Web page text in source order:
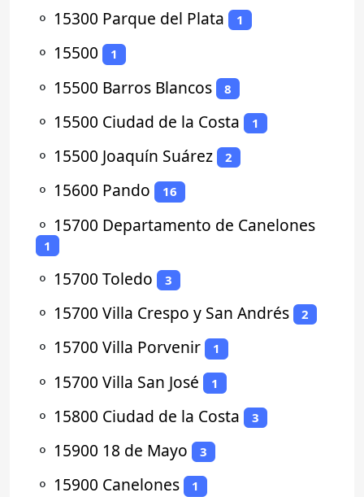
⚬ 15300 Parque del Plata 1
⚬ 15500 1
⚬ 15500 Barros Blancos 8
⚬ 15500 Ciudad de la Costa 1
⚬ 15500 Joaquín Suárez 2
⚬ 15600 Pando 16
⚬ 15700 Departamento de Canelones
1
⚬ 15700 Toledo 3
⚬ 15700 Villa Crespo y San Andrés 2
⚬ 15700 Villa Porvenir 1
⚬ 15700 Villa San José 1
⚬ 15800 Ciudad de la Costa 3
⚬ 15900 18 de Mayo 3
⚬ 15900 Canelones 1